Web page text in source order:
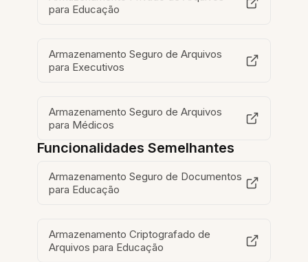
para Educação
Armazenamento Seguro de Arquivos
para Executivos
Armazenamento Seguro de Arquivos
para Médicos
Funcionalidades Semelhantes
Armazenamento Seguro de Documentos
para Educação
Armazenamento Criptografado de
Arquivos para Educação